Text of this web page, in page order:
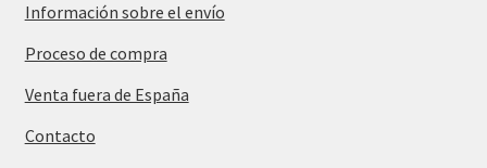
Información sobre el envío
Proceso de compra
Venta fuera de España
Contacto